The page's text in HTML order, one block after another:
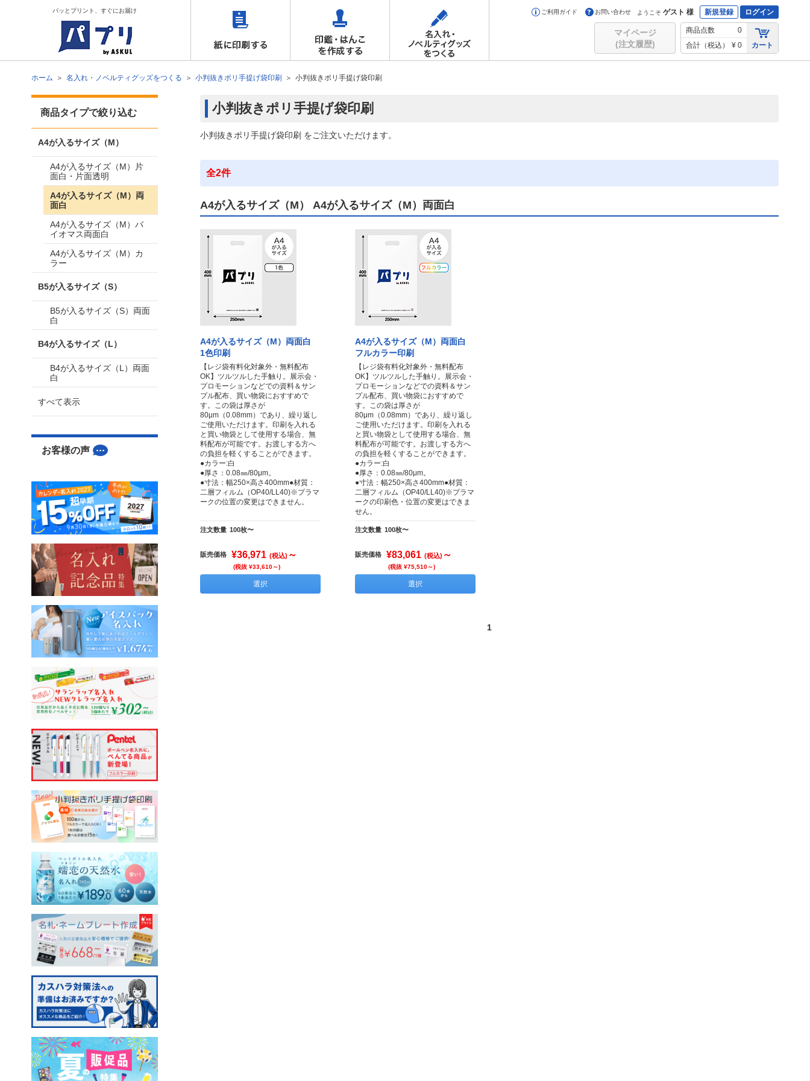
パッとプリント、すぐにお届け ご利用ガイド お問い合わせ ようこそ ゲスト 様 新規登録 ログイン
マイページ
(注文履歴)
商品点数
0
合計（税込）
¥ 0 カート
ホーム 名入れ・ノベルティグッズをつくる 小判抜きポリ手提げ袋印刷 小判抜きポリ手提げ袋印刷
小判抜きポリ手提げ袋印刷
小判抜きポリ手提げ袋印刷 をご注文いただけます。
全2件
A4が入るサイズ（M） A4が入るサイズ（M）両面白
A4が入るサイズ（M）両面白
1色印刷
【レジ袋有料化対象外・無料配布
OK】ツルツルした手触り。展示会・
プロモーションなどでの資料＆サン
プル配布、買い物袋におすすめで
す。この袋は厚さが
80μm（0.08mm）であり、繰り返し
ご使用いただけます。印刷を入れる
と買い物袋として使用する場合、無
料配布が可能です。お渡しする方へ
の負担を軽くすることができます。
●カラー:白
●厚さ：0.08㎜/80μm。
●寸法：幅250×高さ400mm●材質：
二層フィルム（OP40/LL40)※プラマ
ークの位置の変更はできません。
注文数量 100枚〜
販売価格 ¥36,971 (税込) ～
(税抜 ¥33,610～)
選択
A4が入るサイズ（M）両面白
フルカラー印刷
【レジ袋有料化対象外・無料配布
OK】ツルツルした手触り。展示会・
プロモーションなどでの資料＆サン
プル配布、買い物袋におすすめで
す。この袋は厚さが
80μm（0.08mm）であり、繰り返し
ご使用いただけます。印刷を入れる
と買い物袋として使用する場合、無
料配布が可能です。お渡しする方へ
の負担を軽くすることができます。
●カラー:白
●厚さ：0.08㎜/80μm。
●寸法：幅250×高さ400mm●材質：
二層フィルム（OP40/LL40)※プラマ
ークの印刷色・位置の変更はできま
せん。
注文数量 100枚〜
販売価格 ¥83,061 (税込) ～
(税抜 ¥75,510～)
選択
1
商品タイプで絞り込む
A4が入るサイズ（M）
A4が入るサイズ（M）片
面白・片面透明
A4が入るサイズ（M）両
面白
A4が入るサイズ（M）バ
イオマス両面白
A4が入るサイズ（M）カ
ラー
B5が入るサイズ（S）
B5が入るサイズ（S）両面
白
B4が入るサイズ（L）
B4が入るサイズ（L）両面
白
すべて表示
お客様の声